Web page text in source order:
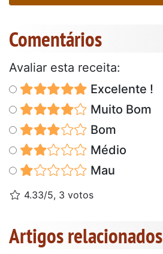
Comentários
Avaliar esta receita:
Excelente !
Muito Bom
Bom
Médio
Mau
4.33/5, 3 votos
Artigos relacionados